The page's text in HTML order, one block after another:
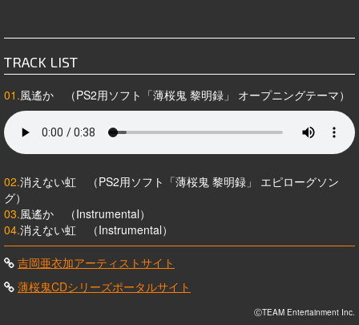
TRACK LIST
01.風遙か （PS2用ソフト「薄桜鬼 黎明録」 オープニングテーマ）
02.消えない虹 （PS2用ソフト「薄桜鬼 黎明録」 エピローグソン
グ）
03.風遙か （Instrumental）
04.消えない虹 （Instrumental）
吉岡亜衣加アーティストサイト
薄桜鬼CDシリーズポータルサイト
ⒸTEAM Entertainment Inc.